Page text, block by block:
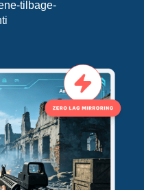
tilbage-